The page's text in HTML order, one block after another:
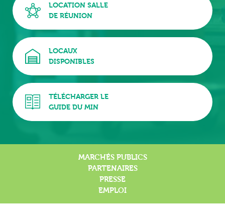
LOCATION SALLE
DE RÉUNION
LOCAUX
DISPONIBLES
TÉLÉCHARGER LE
GUIDE DU MIN
MARCHÉS PUBLICS
PARTENAIRES
PRESSE
EMPLOI